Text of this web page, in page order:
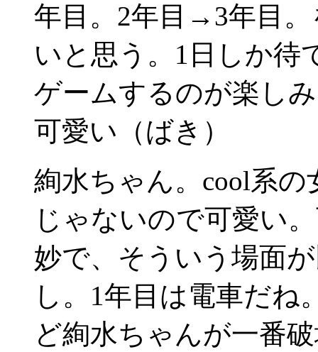
年目。2年目→3年目
いと思う。1日しか待
ゲームするのが楽し
可愛い（ばき）
絢水ちゃん。cool系
じゃないので可愛い
妙で、そういう場面
し。1年目は電車だね
ど絢水ちゃんが一番